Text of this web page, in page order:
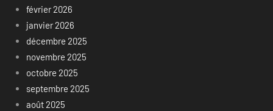
février 2026
janvier 2026
décembre 2025
novembre 2025
octobre 2025
septembre 2025
août 2025